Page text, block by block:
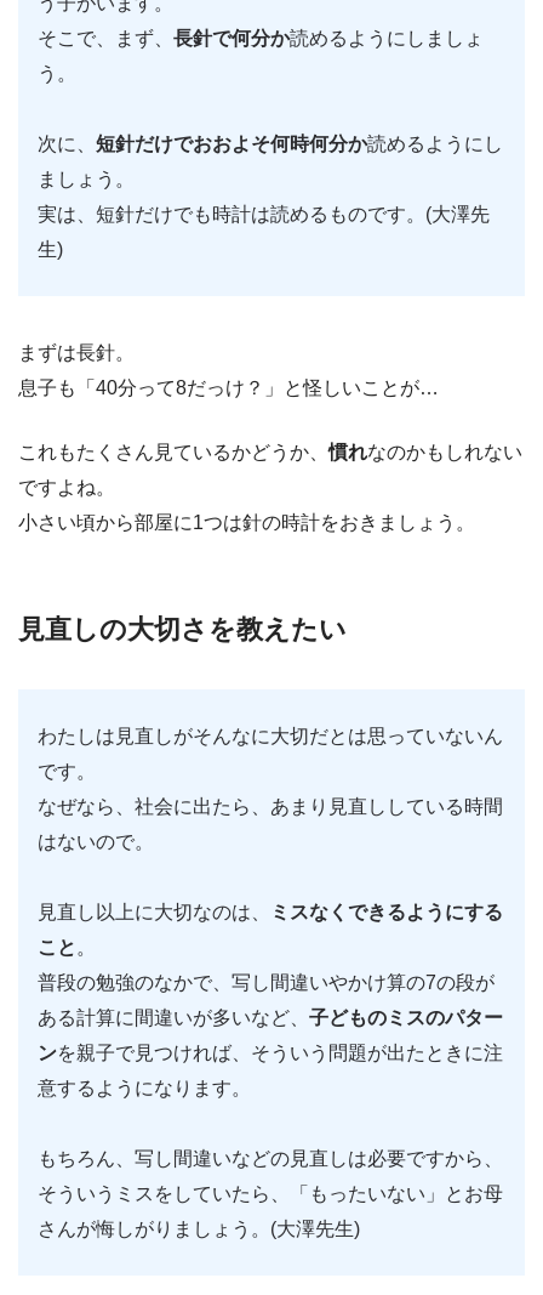
そこで、まず、 長針で何分か読めるようにしましょ
う。
次に、 短針だけでおおよそ何時何分か読めるようにし
ましょう。
実は、短針だけでも時計は読めるものです。(大澤先
生)
まずは長針。
息子も「40分って8だっけ？」と怪しいことが…
これもたくさん見ているかどうか、慣れなのかもしれない
ですよね。
小さい頃から部屋に1つは針の時計をおきましょう。
見直しの大切さを教えたい
わたしは見直しがそんなに大切だとは思っていないん
です。
なぜなら、社会に出たら、あまり見直ししている時間
はないので。
見直し以上に大切なのは、
ミスなくできるようにする
こと 。
普段の勉強のなかで、写し間違いやかけ算の7の段が
ある計算に間違いが多いなど、 子どものミスのパター
ンを親子で見つければ、そういう問題が出たときに注
意するようになります。
もちろん、写し間違いなどの見直しは必要ですから、
そういうミスをしていたら、「もったいない」とお母
さんが悔しがりましょう。(大澤先生)